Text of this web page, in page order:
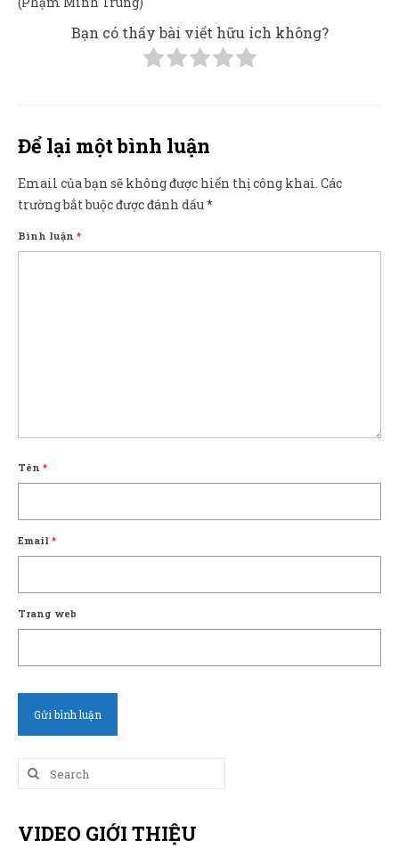
Bạn có thấy bài viết hữu ích không?
Để lại một bình luận
Email của bạn sẽ không được hiển thị công khai. Các
trường bắt buộc được đánh dấu*
Bình luận *
Tên *
Email *
Trang web
Search
for:
VIDEO GIỚI THIỆU